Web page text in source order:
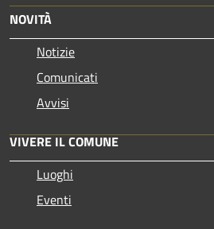
NOVITÀ
Notizie
Comunicati
Avvisi
VIVERE IL COMUNE
Luoghi
Eventi